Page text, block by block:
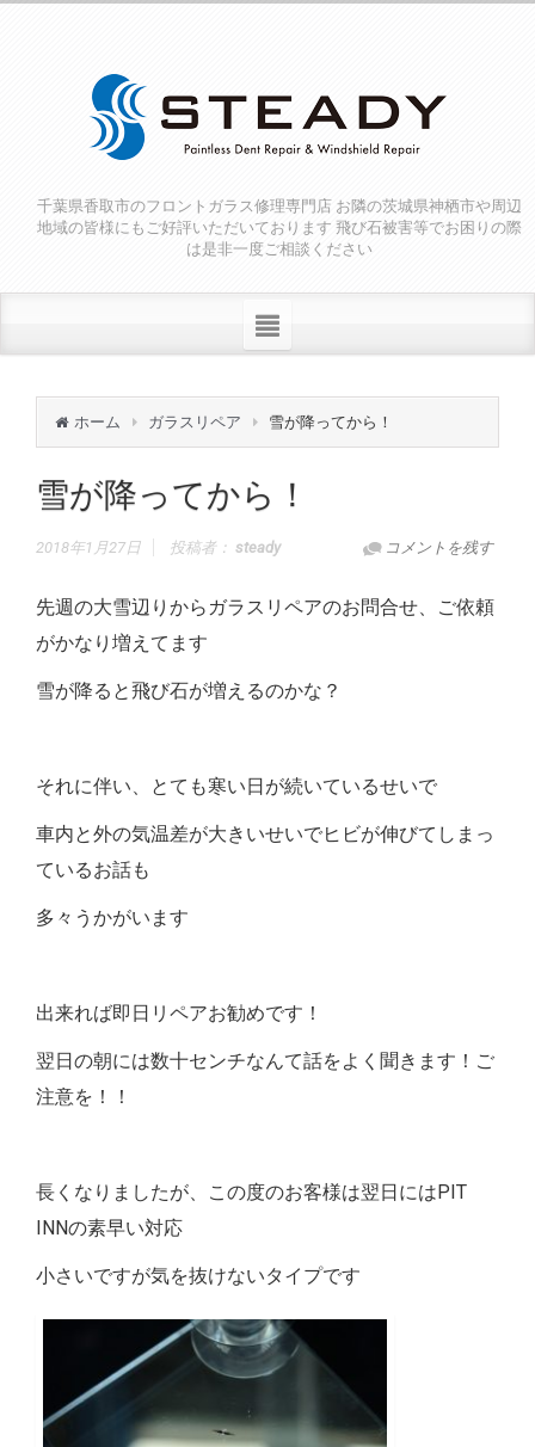
千葉県香取市のフロントガラス修理専門店 お隣の茨城県神栖市や周辺
地域の皆様にもご好評いただいております 飛び石被害等でお困りの際
は是非一度ご相談ください
ホーム ガラスリペア 雪が降ってから！
雪が降ってから！
2018年1月27日 コメントを残す
投稿者： steady
先週の大雪辺りからガラスリペアのお問合せ、ご依頼
がかなり増えてます
雪が降ると飛び石が増えるのかな？
それに伴い、とても寒い日が続いているせいで
車内と外の気温差が大きいせいでヒビが伸びてしまっ
ているお話も
多々うかがいます
出来れば即日リペアお勧めです！
翌日の朝には数十センチなんて話をよく聞きます！ご
注意を！！
長くなりましたが、この度のお客様は翌日にはPIT
INNの素早い対応
小さいですが気を抜けないタイプです